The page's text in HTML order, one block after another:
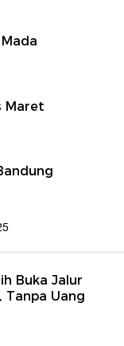
Maret
Buka Jalur
Tanpa Uang